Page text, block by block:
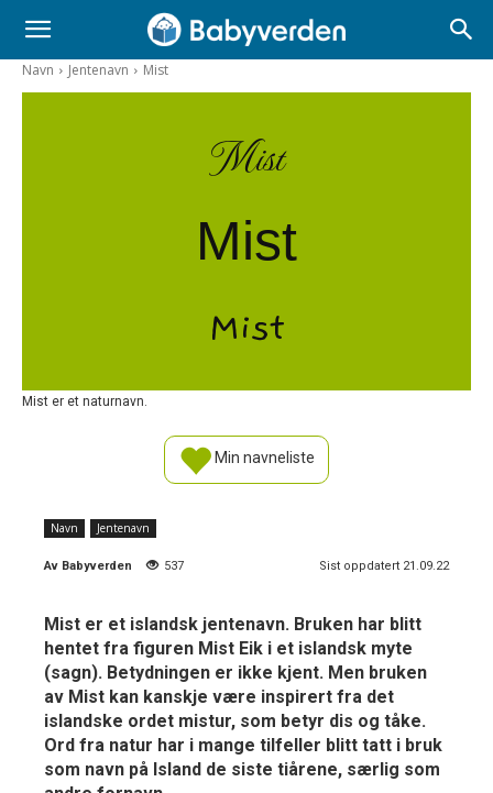
Navn Jentenavn Mist
Mist
Mist
Mist
Mist er et naturnavn.
Min navneliste
Navn Jentenavn
Av Babyverden 537 Sist oppdatert 21.09.22
Mist er et islandsk jentenavn. Bruken har blitt
hentet fra figuren Mist Eik i et islandsk myte
(sagn). Betydningen er ikke kjent. Men bruken
av Mist kan kanskje være inspirert fra det
islandske ordet mistur, som betyr dis og tåke.
Ord fra natur har i mange tilfeller blitt tatt i bruk
som navn på Island de siste tiårene, særlig som